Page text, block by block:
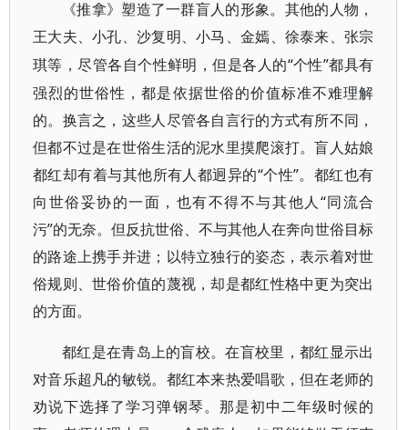
《推拿》塑造了一群盲人的形象。其他的人物，
王大夫、小孔、沙复明、小马、金嫣、徐泰来、张宗
琪等，尽管各自个性鲜明，但是各人的“个性”都具有
强烈的世俗性，都是依据世俗的价值标准不难理解
的。换言之，这些人尽管各自言行的方式有所不同，
但都不过是在世俗生活的泥水里摸爬滚打。盲人姑娘
都红却有着与其他所有人都迥异的“个性”。都红也有
向世俗妥协的一面，也有不得不与其他人“同流合
污”的无奈。但反抗世俗、不与其他人在奔向世俗目标
的路途上携手并进；以特立独行的姿态，表示着对世
俗规则、世俗价值的蔑视，却是都红性格中更为突出
的方面。
都红是在青岛上的盲校。在盲校里，都红显示出
对音乐超凡的敏锐。都红本来热爱唱歌，但在老师的
劝说下选择了学习弹钢琴。那是初中二年级时候的